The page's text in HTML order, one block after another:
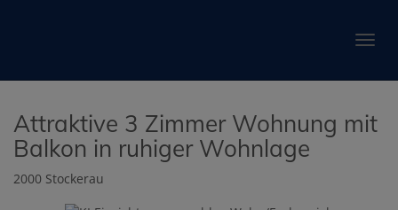
Attraktive 3 Zimmer Wohnung mit
Balkon in ruhiger Wohnlage
2000 Stockerau